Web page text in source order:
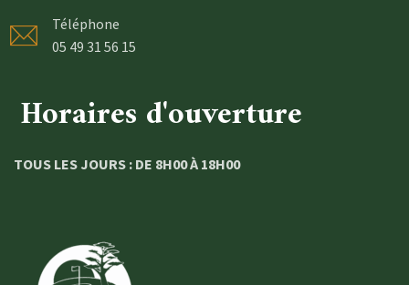
Téléphone
05 49 31 56 15
Horaires d'ouverture
TOUS LES JOURS : DE 8H00 À 18H00